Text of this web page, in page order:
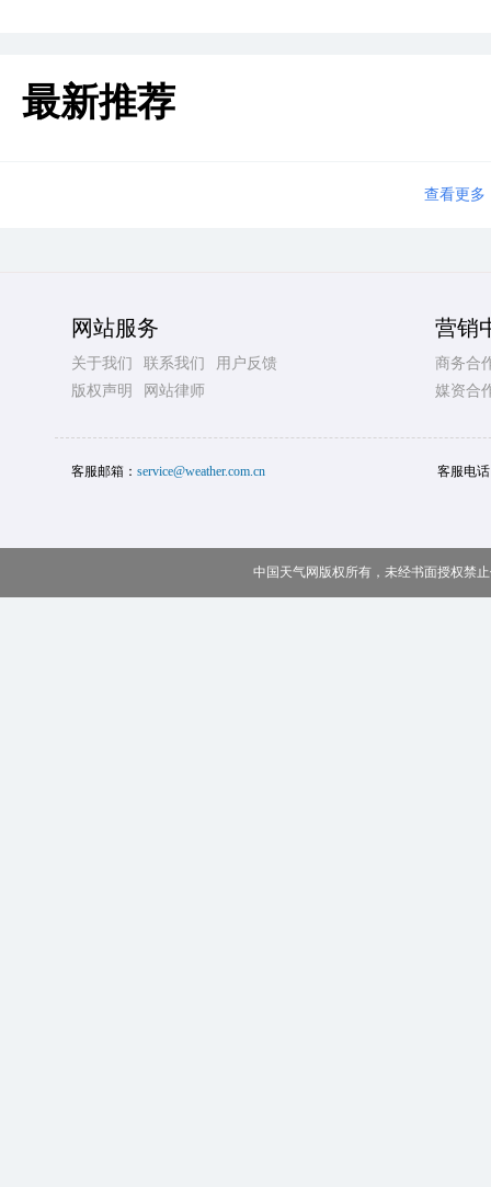
最新推荐
查看更多
网站服务
关于我们 联系我们
用户反馈
版权声明
网站律师
营销
商务合
媒资合
客服邮箱： service@weather.com.cn 客服电
中国天气网版权所有，未经书面授权